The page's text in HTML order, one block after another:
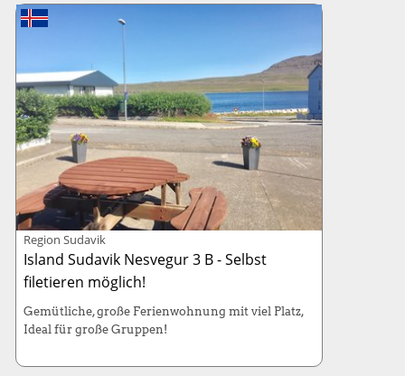
Kabinenboot: 130-PS, Länge 7 Meter
Region Sudavik
Island Sudavik Nesvegur 3 B - Selbst
filetieren möglich!
Gemütliche, große Ferienwohnung mit viel Platz,
Ideal für große Gruppen!